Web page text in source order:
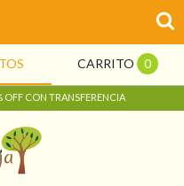
CARRITO 0
OFF CON TRANSFERENCIA